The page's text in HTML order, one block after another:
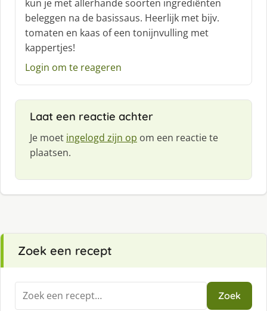
e
f
:
kun je met allerhande soorten ingrediënten
beleggen na de basissaus. Heerlijk met bijv.
tomaten en kaas of een tonijnvulling met
kappertjes!
Login om te reageren
Laat een reactie achter
Je moet ingelogd zijn op om een reactie te
plaatsen.
Zoek een recept
Zoeken
naar:
Zoek